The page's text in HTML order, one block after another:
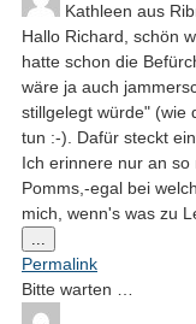
Kathleen aus
Hallo Richard, schön
hatte schon die
wäre ja auch
stillgelegt würde" (wie
tun :-). Dafür steckt
Ich erinnere nur an
Pomms,-egal bei
mich, wenn's was zu
...
Metabox
ein-/ausblenden.
Permalink
Bitte warten …